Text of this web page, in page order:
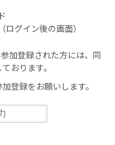
ログイン後の画面）
加登録された方には、同
おります。
登録をお願いします。